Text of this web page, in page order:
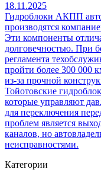
18.11.2025
Гидроблоки АКПП
производятся
Эти компоненты
долговечностью. При
регламента
пройти более 300 000
из-за прочной
Тойотовские
которые управляют
для переключения
проблем является
каналов, но
неисправностями.
Категории